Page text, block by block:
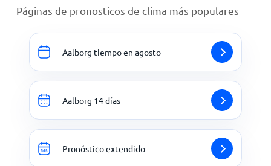
Páginas de pronosticos de clima más populares
Aalborg tiempo en agosto
Aalborg 14 días
Pronóstico extendido